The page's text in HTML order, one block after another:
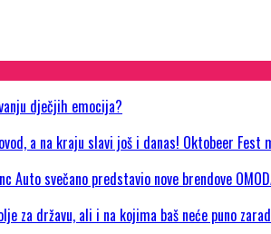
dječjih emocija?
a na kraju slavi još i danas! Oktobeer Fest
svečano predstavio nove brendove
za državu, ali i na kojima baš neće puno